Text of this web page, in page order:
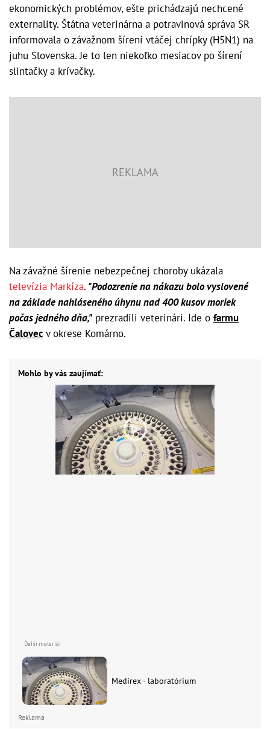
ekonomických problémov, ešte prichádzajú nechcené
externality. Štátna veterinárna a potravinová správa SR
informovala o závažnom šírení vtáčej chrípky (H5N1) na
juhu Slovenska. Je to len niekoľko mesiacov po šírení
slintačky a krívačky.
Na závažné šírenie nebezpečnej choroby ukázala
televízia Markíza. "Podozrenie na nákazu bolo vyslovené
na základe nahláseného úhynu nad 400 kusov moriek
počas jedného dňa," prezradili veterinári. Ide o farmu
Čalovec v okrese Komárno.
Mohlo by vás zaujímať:
Medirex - laboratórium
Reklama